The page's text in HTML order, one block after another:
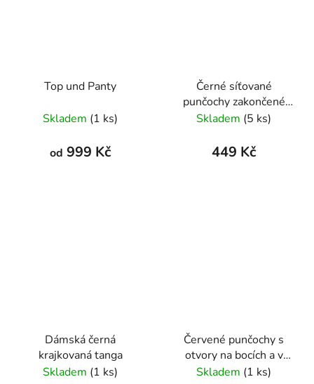
Top und Panty
Skladem (1 ks)
od 999 Kč
Černé síťované
punčochy zakončené
krajkou
Skladem (5 ks)
449 Kč
Dámská černá
krajkovaná tanga
Skladem (1 ks)
Červené punčochy s
otvory na bocích a v
rozkroku
Skladem (1 ks)